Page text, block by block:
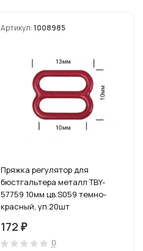
Артикул:1008985
Пряжка регулятор для
бюстгальтера металл TBY-
57759 10мм цв.S059 темно-
красный, уп.20шт
172 ₽
0